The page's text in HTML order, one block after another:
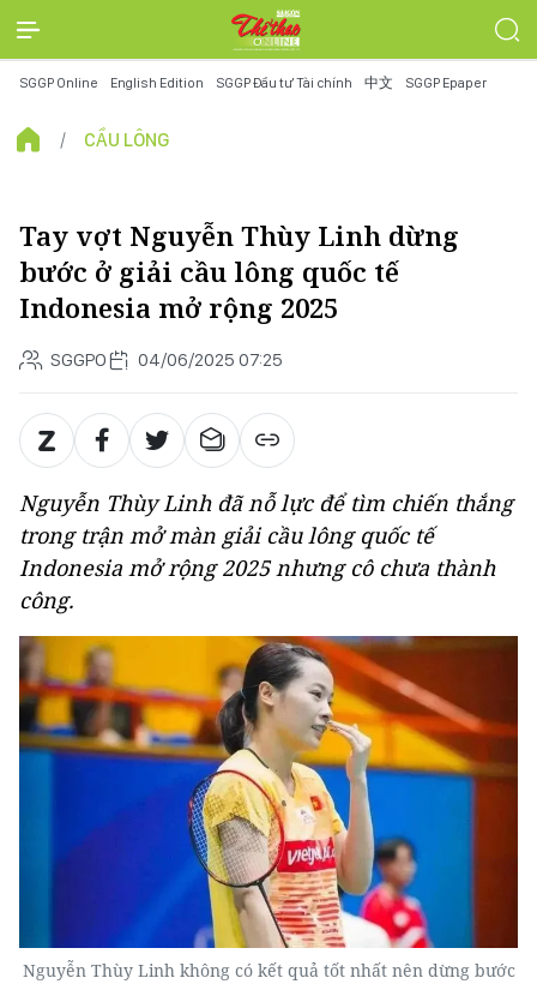
SGGP Online English Edition SGGP Đầu tư Tài chính 中文 SGGP Epaper
CẦU LÔNG
Tay vợt Nguyễn Thùy Linh dừng
bước ở giải cầu lông quốc tế
Indonesia mở rộng 2025
SGGPO 04/06/2025 07:25
Nguyễn Thùy Linh đã nỗ lực để tìm chiến thắng
trong trận mở màn giải cầu lông quốc tế
Indonesia mở rộng 2025 nhưng cô chưa thành
công.
Nguyễn Thùy Linh không có kết quả tốt nhất nên dừng bước